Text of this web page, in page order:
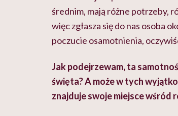
średnim, mają różne potrzeby,
więc zgłasza się do nas osoba
poczucie osamotnienia,
Jak podejrzewam, ta
święta? A może w tych
znajduje swoje miejsce wśród